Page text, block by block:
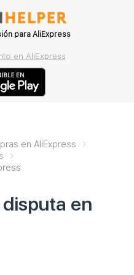
para AliExpress
en AliExpress
en AliExpress
en